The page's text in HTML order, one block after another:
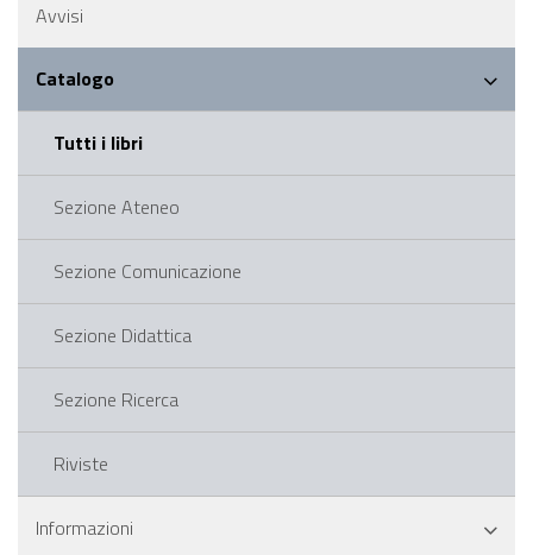
Avvisi
Catalogo
Tutti i libri
Sezione Ateneo
Sezione Comunicazione
Sezione Didattica
Sezione Ricerca
Riviste
Informazioni